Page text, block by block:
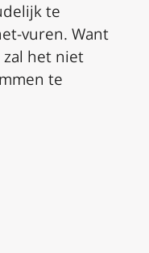
te
vuren. Want
zal het niet
te